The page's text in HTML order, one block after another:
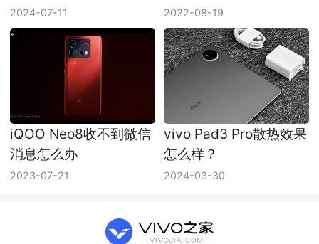
2024-07-11 2022-08-19
iQOO Neo8收不到微信
消息怎么办
2023-07-21
vivo Pad3 Pro散热效果
怎么样？
2024-03-30